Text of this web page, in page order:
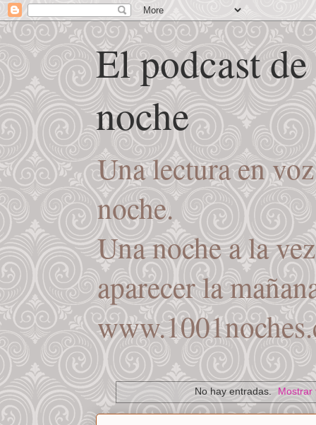
El podcast
noche
Una lectura en
noche.
Una noche a la
aparecer la
No hay entradas. Mostrar